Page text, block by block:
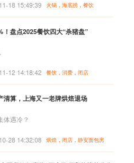
18 15:49:39
火锅，海底捞，餐饮
！盘点2025餐饮四大“杀猪盘”
12 14:18:42 餐饮，消费，闭店
清算，上海又一老牌烘焙退场
体遇冷？
28 14:32:08 烘焙，闭店，静安面包房